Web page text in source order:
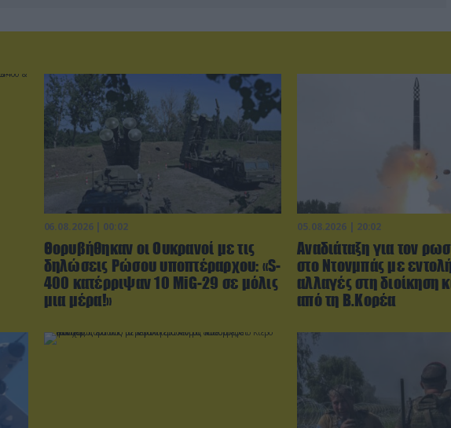
06.08.2026 | 00:02
Θορυβήθηκαν οι Ουκρανοί με τις
δηλώσεις Ρώσου υποπτέραρχου: «S-
400 κατέρριψαν 10 MiG-29 σε μόλις
μια μέρα!»
05.08.2026 | 20:02
Αναδιάταξη για τον
στο Ντονμπάς με
αλλαγές στη διοίκηση
από τη Β.Κορέα